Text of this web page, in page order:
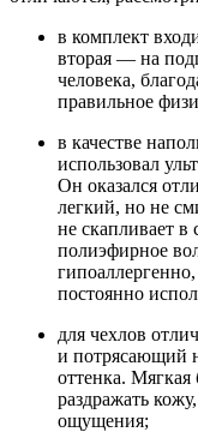
в комплект
вторая — на
человека,
правильное
в качестве
использовал
Он оказался
легкий, но не
не скапливает в
полиэфирное
постоянно
для чехлов
и потрясающий
оттенка. Мягкая
раздражать
ощущения;